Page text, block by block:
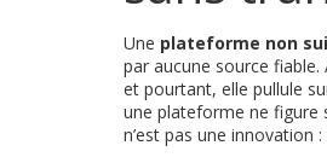
Une plateforme non
par aucune source fiable.
et pourtant, elle pullule
une plateforme ne figure
n’est pas une innovation :